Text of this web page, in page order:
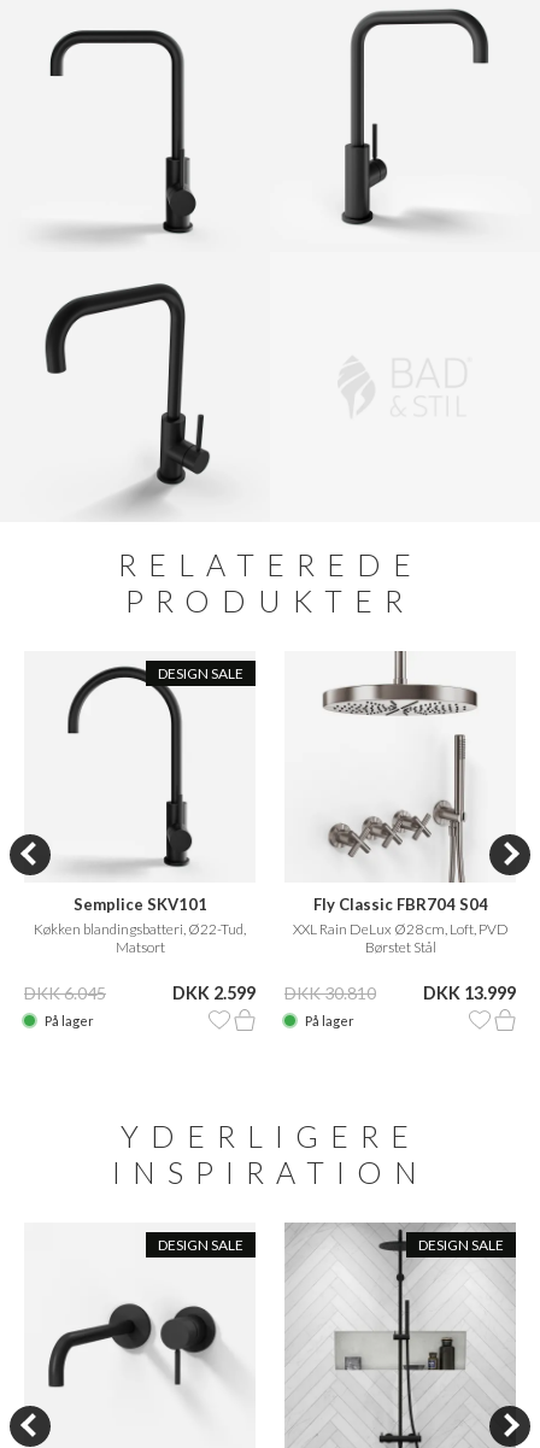
RELATEREDE
PRODUKTER
DESIGN SALE
Semplice SKV101
Køkken blandingsbatteri, Ø22-Tud,
Matsort
DKK 6.045 DKK 2.599
På lager
Fly Classic FBR704 S04
XXL Rain DeLux Ø28 cm, Loft, PVD
Børstet Stål
DKK 30.810 DKK 13.999
På lager
YDERLIGERE
INSPIRATION
DESIGN SALE DESIGN SALE